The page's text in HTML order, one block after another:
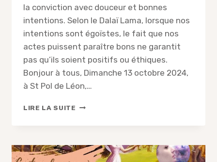
la conviction avec douceur et bonnes
intentions. Selon le Dalaï Lama, lorsque nos
intentions sont égoïstes, le fait que nos
actes puissent paraître bons ne garantit
pas qu’ils soient positifs ou éthiques.
Bonjour à tous, Dimanche 13 octobre 2024,
à St Pol de Léon,…
LIRE LA SUITE COMPTE-
CONFÉRENCE
AVEC